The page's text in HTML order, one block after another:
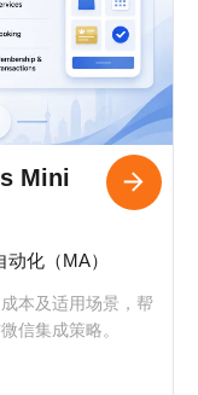
Mini
化（MA）
本及适用场景，帮
信集成策略。